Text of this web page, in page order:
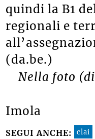
quindi la B1
regionali e
(da.be.)
Nella foto
Imola
SEGUI ANCHE: clai